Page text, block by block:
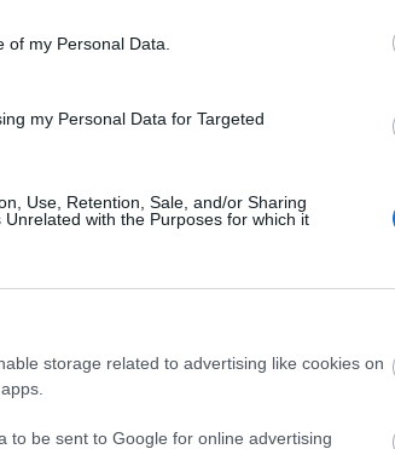
my Personal Data.
my Personal Data for Targeted
Use, Retention, Sale, and/or Sharing
with the Purposes for which it
storage related to advertising like cookies on
to be sent to Google for online advertising